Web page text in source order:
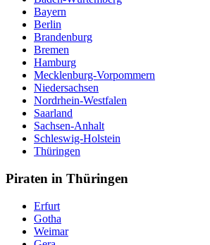
Bayern
Berlin
Brandenburg
Bremen
Hamburg
Mecklenburg-Vorpommern
Niedersachsen
Nordrhein-Westfalen
Saarland
Sachsen-Anhalt
Schleswig-Holstein
Thüringen
Piraten in Thüringen
Erfurt
Gotha
Weimar